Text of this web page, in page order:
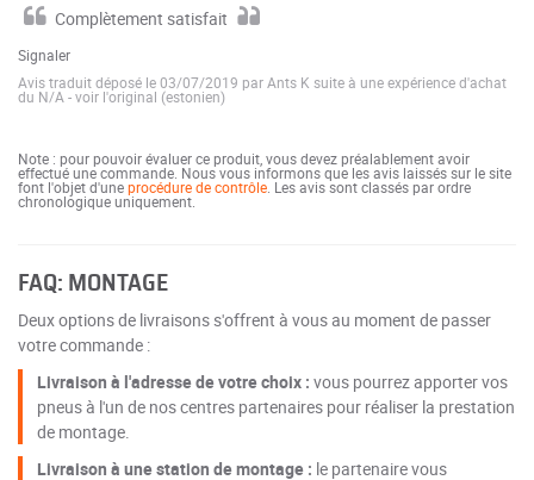
Complètement satisfait
Signaler
Avis traduit déposé le 03/07/2019 par Ants K suite à une expérience d'achat
du N/A-voir l'original (estonien)
Note : pour pouvoir évaluer ce produit, vous devez préalablement avoir
effectué une commande. Nous vous informons que les avis laissés sur le site
font l'objet d'uneprocédure de contrôle. Les avis sont classés par ordre
chronologique uniquement.
FAQ: MONTAGE
Deux options de livraisons s'offrent à vous au moment de passer
votre commande :
Livraison à l'adresse de votre choix : vous pourrez apporter vos
pneus à l'un de nos centres partenaires pour réaliser la prestation
de montage.
Livraison à une station de montage : le partenaire vous